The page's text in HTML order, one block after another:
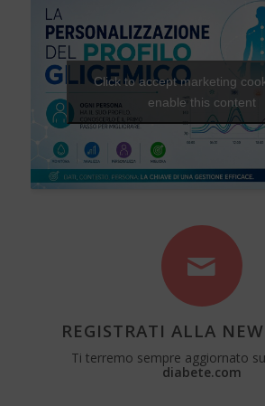
Click to accept marketing
enable this content
REGISTRATI ALLA
Ti terremo sempre aggiornato
diabete.com